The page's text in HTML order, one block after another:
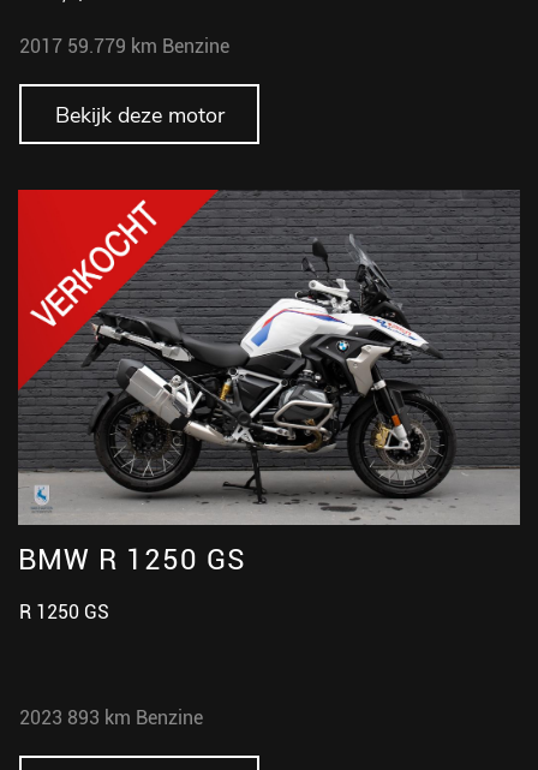
2017 59.779 km Benzine
Bekijk deze motor
BMW R 1250 GS
R 1250 GS
2023 893 km Benzine